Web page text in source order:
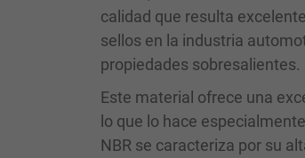
calidad que resulta
sellos en la industria
propiedades sobresalientes.
Este material ofrece una
lo que lo hace
NBR se caracteriza por su